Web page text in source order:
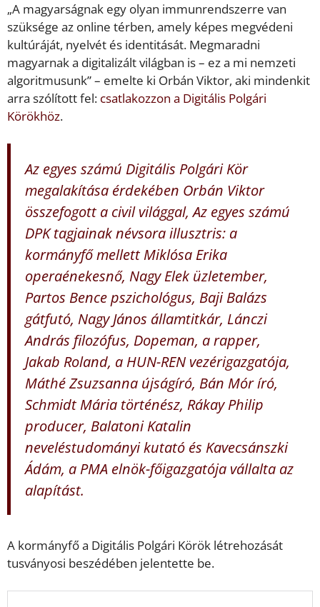
„A magyarságnak egy olyan immunrendszerre van
szüksége az online térben, amely képes megvédeni
kultúráját, nyelvét és identitását. Megmaradni
magyarnak a digitalizált világban is – ez a mi nemzeti
algoritmusunk” – emelte ki Orbán Viktor, aki mindenkit
arra szólított fel: csatlakozzon a Digitális Polgári
Körökhöz.
Az egyes számú Digitális Polgári Kör
megalakítása érdekében Orbán Viktor
összefogott a civil világgal, Az egyes számú
DPK tagjainak névsora illusztris: a
kormányfő mellett Miklósa Erika
operaénekesnő, Nagy Elek üzletember,
Partos Bence pszichológus, Baji Balázs
gátfutó, Nagy János államtitkár, Lánczi
András filozófus, Dopeman, a rapper,
Jakab Roland, a HUN-REN vezérigazgatója,
Máthé Zsuzsanna újságíró, Bán Mór író,
Schmidt Mária történész, Rákay Philip
producer, Balatoni Katalin
neveléstudományi kutató és Kavecsánszki
Ádám, a PMA elnök-főigazgatója vállalta az
alapítást.
A kormányfő a Digitális Polgári Körök létrehozását
tusványosi beszédében jelentette be.